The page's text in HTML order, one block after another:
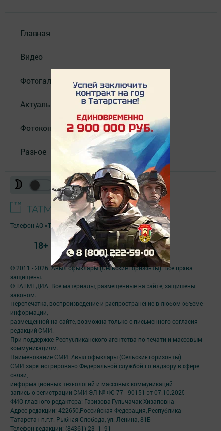
Главная
Видео
Фотогалереи
Актуальное видео
Фотоконкурс
Разное
© 2011 - 2026. Авыл офыклары (Сельские горизонты). Все права
защищены.
© ТАТМЕДИА. Все материалы, размещенные на сайте, защищены
законом.
Перепечатка, воспроизведение и распространение в любом объеме
информации,
размещенной на сайте, возможна только с письменного согласия
редакций СМИ.
При поддержке Республиканского агентства по печати и массовым
коммуникациям.
Наименование СМИ: Авыл офыклары (Сельские горизонты)
СМИ зарегистрировано Федеральной службой по надзору в сфере
связи,
информационных технологий и массовых коммуникаций
запись о регистрации СМИ ЭЛ № ФС 77 - 90151 от 07.10.2025
ФИО главного редактора: Газизова Гульчачак Хизаповна
Адрес редакции: 422650,Российская Федерация, Республика
Татарстан п.г.т. Рыбная Слобода, ул. Ленина, 81Б
Телефон редакции: (84361) 23- 1- 91
Телефон АО «ТАТМЕДИА»:(843) 222 09 84
18+